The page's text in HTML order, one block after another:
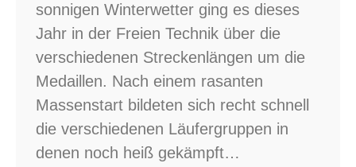
sonnigen Winterwetter ging es dieses
Jahr in der Freien Technik über die
verschiedenen Streckenlängen um die
Medaillen. Nach einem rasanten
Massenstart bildeten sich recht schnell
die verschiedenen Läufergruppen in
denen noch heiß gekämpft…